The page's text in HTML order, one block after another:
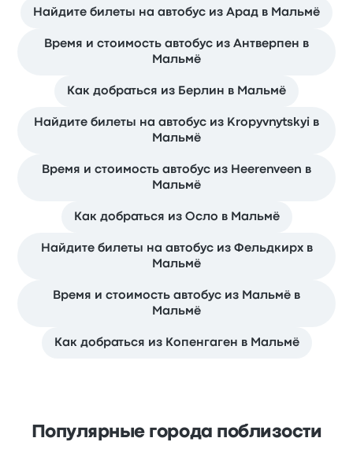
Найдите билеты на автобус из Арад в Мальмё
Время и стоимость автобус из Антверпен в
Мальмё
Как добраться из Берлин в Мальмё
Найдите билеты на автобус из Kropyvnytskyi в
Мальмё
Время и стоимость автобус из Heerenveen в
Мальмё
Как добраться из Осло в Мальмё
Найдите билеты на автобус из Фельдкирх в
Мальмё
Время и стоимость автобус из Мальмё в
Мальмё
Как добраться из Копенгаген в Мальмё
Популярные города поблизости